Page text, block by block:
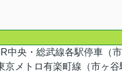
中央・総武線各駅停車（市
京メトロ有楽町線（市ヶ谷